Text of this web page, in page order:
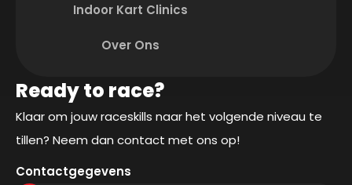
Indoor Kart Clinics
Over Ons
Ready to race?
Klaar om jouw raceskills naar het volgende niveau te
tillen? Neem dan contact met ons op!
Contactgegevens